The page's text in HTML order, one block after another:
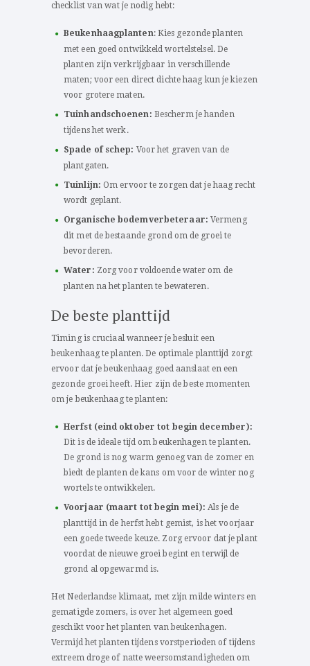
checklist van wat je nodig hebt:
Beukenhaagplanten: Kies gezonde planten
met een goed ontwikkeld wortelstelsel. De
planten zijn verkrijgbaar in verschillende
maten; voor een direct dichte haag kun je kiezen
voor grotere maten.
Tuinhandschoenen: Bescherm je handen
tijdens het werk.
Spade of schep: Voor het graven van de
plantgaten.
Tuinlijn: Om ervoor te zorgen dat je haag recht
wordt geplant.
Organische bodemverbeteraar: Vermeng
dit met de bestaande grond om de groei te
bevorderen.
Water: Zorg voor voldoende water om de
planten na het planten te bewateren.
De beste planttijd
Timing is cruciaal wanneer je besluit een
beukenhaag te planten. De optimale planttijd zorgt
ervoor dat je beukenhaag goed aanslaat en een
gezonde groei heeft. Hier zijn de beste momenten
om je beukenhaag te planten:
Herfst (eind oktober tot begin december):
Dit is de ideale tijd om beukenhagen te planten.
De grond is nog warm genoeg van de zomer en
biedt de planten de kans om voor de winter nog
wortels te ontwikkelen.
Voorjaar (maart tot begin mei): Als je de
planttijd in de herfst hebt gemist, is het voorjaar
een goede tweede keuze. Zorg ervoor dat je plant
voordat de nieuwe groei begint en terwijl de
grond al opgewarmd is.
Het Nederlandse klimaat, met zijn milde winters en
gematigde zomers, is over het algemeen goed
geschikt voor het planten van beukenhagen.
Vermijd het planten tijdens vorstperioden of tijdens
extreem droge of natte weersomstandigheden om